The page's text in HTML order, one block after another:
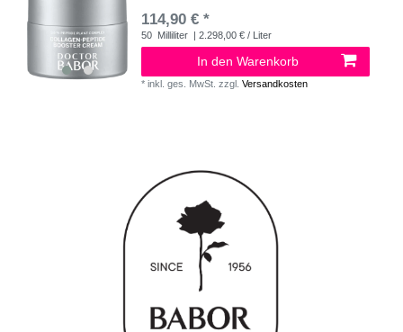
114,90 € *
50 Milliliter | 2.298,00 € / Liter
In den Warenkorb
*inkl. ges. MwSt. zzgl.Versandkosten